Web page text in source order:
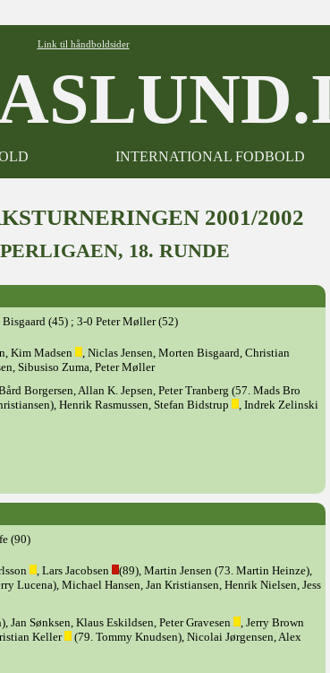
Link til håndboldsider
INTERNATIONAL FODBOLD
2001/2002
18. RUNDE
(45) ; 3-0 Peter Møller (52)
Kim Madsen
, Niclas Jensen, Morten Bisgaard, Christian
Sibusiso Zuma, Peter Møller
Borgersen, Allan K. Jepsen, Peter Tranberg (57. Mads Bro
Henrik Rasmussen, Stefan Bidstrup
, Indrek Zelinski
(90)
, Lars Jacobsen
(89), Martin Jensen (73. Martin Heinze),
Lucena), Michael Hansen, Jan Kristiansen, Henrik Nielsen, Jess
Jan Sønksen, Klaus Eskildsen, Peter Gravesen
, Jerry Brown
Keller
(79. Tommy Knudsen), Nicolai Jørgensen, Alex